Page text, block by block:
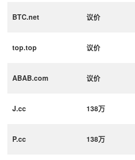
BTC.net 议价
top.top 议价
ABAB.com 议价
J.cc 138万
P.cc 138万